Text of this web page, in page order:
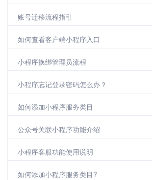
账号迁移流程指引
如何查看客户端小程序入口
小程序换绑管理员流程
小程序忘记登录密码怎么办？
如何添加小程序服务类目
公众号关联小程序功能介绍
小程序客服功能使用说明
如何添加小程序服务类目?